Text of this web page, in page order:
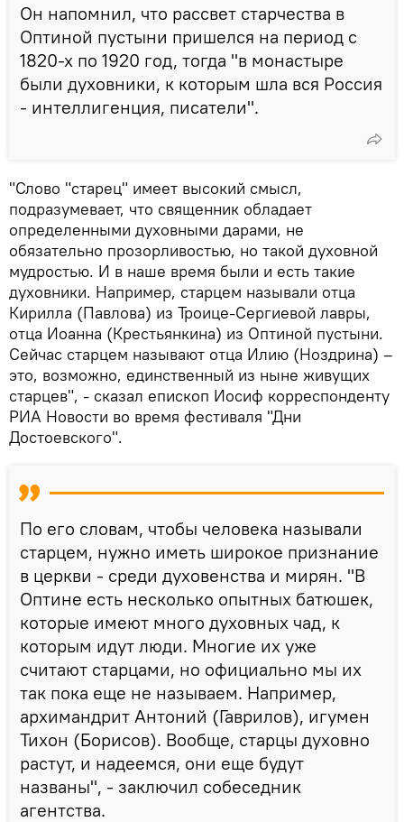
Он напомнил, что рассвет старчества в
Оптиной пустыни пришелся на период с
1820-х по 1920 год, тогда "в монастыре
были духовники, к которым шла вся Россия
- интеллигенция, писатели".
"Слово "старец" имеет высокий смысл,
подразумевает, что священник обладает
определенными духовными дарами, не
обязательно прозорливостью, но такой духовной
мудростью. И в наше время были и есть такие
духовники. Например, старцем называли отца
Кирилла (Павлова) из Троице-Сергиевой лавры,
отца Иоанна (Крестьянкина) из Оптиной пустыни.
Сейчас старцем называют отца Илию (Ноздрина) –
это, возможно, единственный из ныне живущих
старцев", - сказал епископ Иосиф корреспонденту
РИА Новости во время фестиваля "Дни
Достоевского".
По его словам, чтобы человека называли
старцем, нужно иметь широкое признание
в церкви - среди духовенства и мирян. "В
Оптине есть несколько опытных батюшек,
которые имеют много духовных чад, к
которым идут люди. Многие их уже
считают старцами, но официально мы их
так пока еще не называем. Например,
архимандрит Антоний (Гаврилов), игумен
Тихон (Борисов). Вообще, старцы духовно
растут, и надеемся, они еще будут
названы", - заключил собеседник
агентства.